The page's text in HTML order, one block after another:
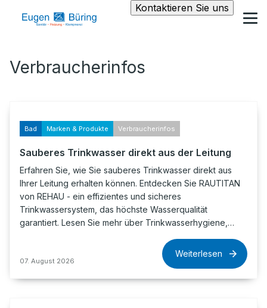
Kontaktieren Sie uns
Verbraucherinfos
Bad Marken & Produkte Verbraucherinfos
Sauberes Trinkwasser direkt aus der Leitung
Erfahren Sie, wie Sie sauberes Trinkwasser direkt aus
Ihrer Leitung erhalten können. Entdecken Sie RAUTITAN
von REHAU - ein effizientes und sicheres
Trinkwassersystem, das höchste Wasserqualität
garantiert. Lesen Sie mehr über Trinkwasserhygiene,…
07. August 2026
Weiterlesen